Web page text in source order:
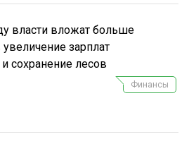
власти вложат больше
зарплат
сохранение лесов
Финансы